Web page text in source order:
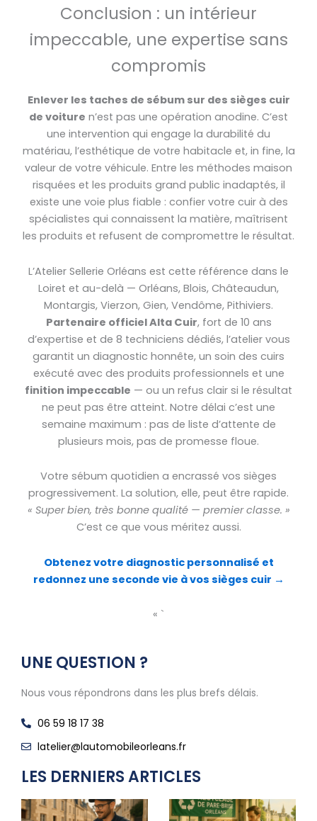
Conclusion : un intérieur
impeccable, une expertise sans
compromis
Enlever les taches de sébum sur des sièges cuir
de voiture n’est pas une opération anodine. C’est
une intervention qui engage la durabilité du
matériau, l’esthétique de votre habitacle et, in fine, la
valeur de votre véhicule. Entre les méthodes maison
risquées et les produits grand public inadaptés, il
existe une voie plus fiable : confier votre cuir à des
spécialistes qui connaissent la matière, maîtrisent
les produits et refusent de compromettre le résultat.
L’Atelier Sellerie Orléans est cette référence dans le
Loiret et au-delà — Orléans, Blois, Châteaudun,
Montargis, Vierzon, Gien, Vendôme, Pithiviers.
Partenaire officiel Alta Cuir, fort de 10 ans
d’expertise et de 8 techniciens dédiés, l’atelier vous
garantit un diagnostic honnête, un soin des cuirs
exécuté avec des produits professionnels et une
finition impeccable — ou un refus clair si le résultat
ne peut pas être atteint. Notre délai c’est une
semaine maximum : pas de liste d’attente de
plusieurs mois, pas de promesse floue.
Votre sébum quotidien a encrassé vos sièges
progressivement. La solution, elle, peut être rapide.
« Super bien, très bonne qualité — premier classe. »
C’est ce que vous méritez aussi.
Obtenez votre diagnostic personnalisé et
redonnez une seconde vie à vos sièges cuir →
« `
UNE QUESTION ?
Nous vous répondrons dans les plus brefs délais.
06 59 18 17 38
latelier@lautomobileorleans.fr
LES DERNIERS ARTICLES